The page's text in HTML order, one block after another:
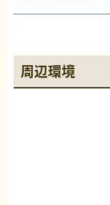
周辺環境